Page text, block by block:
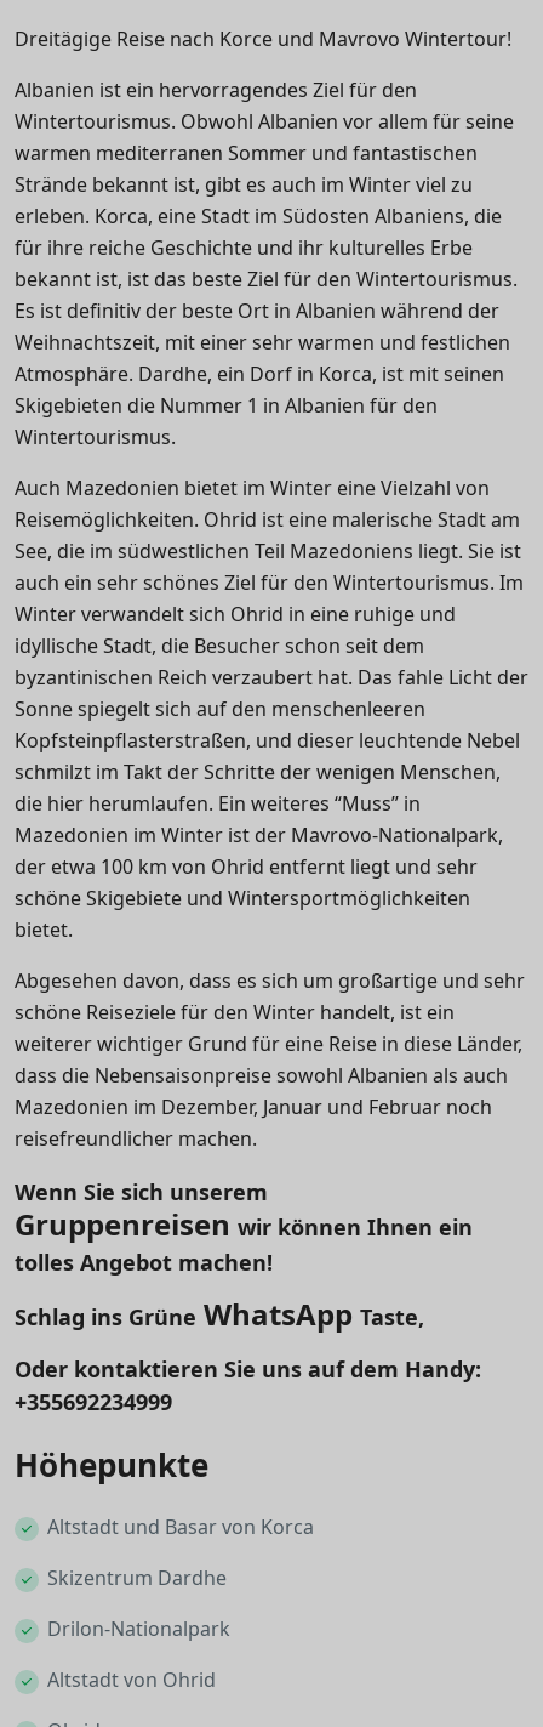
Dreitägige Reise nach Korce und Mavrovo Wintertour!
Albanien ist ein hervorragendes Ziel für den
Wintertourismus. Obwohl Albanien vor allem für seine
warmen mediterranen Sommer und fantastischen
Strände bekannt ist, gibt es auch im Winter viel zu
erleben. Korca, eine Stadt im Südosten Albaniens, die
für ihre reiche Geschichte und ihr kulturelles Erbe
bekannt ist, ist das beste Ziel für den Wintertourismus.
Es ist definitiv der beste Ort in Albanien während der
Weihnachtszeit, mit einer sehr warmen und festlichen
Atmosphäre. Dardhe, ein Dorf in Korca, ist mit seinen
Skigebieten die Nummer 1 in Albanien für den
Wintertourismus.
Auch Mazedonien bietet im Winter eine Vielzahl von
Reisemöglichkeiten. Ohrid ist eine malerische Stadt am
See, die im südwestlichen Teil Mazedoniens liegt. Sie ist
auch ein sehr schönes Ziel für den Wintertourismus. Im
Winter verwandelt sich Ohrid in eine ruhige und
idyllische Stadt, die Besucher schon seit dem
byzantinischen Reich verzaubert hat. Das fahle Licht der
Sonne spiegelt sich auf den menschenleeren
Kopfsteinpflasterstraßen, und dieser leuchtende Nebel
schmilzt im Takt der Schritte der wenigen Menschen,
die hier herumlaufen. Ein weiteres “Muss” in
Mazedonien im Winter ist der Mavrovo-Nationalpark,
der etwa 100 km von Ohrid entfernt liegt und sehr
schöne Skigebiete und Wintersportmöglichkeiten
bietet.
Abgesehen davon, dass es sich um großartige und sehr
schöne Reiseziele für den Winter handelt, ist ein
weiterer wichtiger Grund für eine Reise in diese Länder,
dass die Nebensaisonpreise sowohl Albanien als auch
Mazedonien im Dezember, Januar und Februar noch
reisefreundlicher machen.
Wenn Sie sich unserem
Gruppenreisen wir können Ihnen ein
tolles Angebot machen!
Schlag ins Grüne WhatsApp Taste,
Oder kontaktieren Sie uns auf dem Handy:
+355692234999
Höhepunkte
Altstadt und Basar von Korca
Skizentrum Dardhe
Drilon-Nationalpark
Altstadt von Ohrid